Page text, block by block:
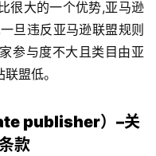
很大的一个优势,亚马逊
旦违反亚马逊联盟规则
参与度不大且类目由亚
盟低。
publisher）–关
款